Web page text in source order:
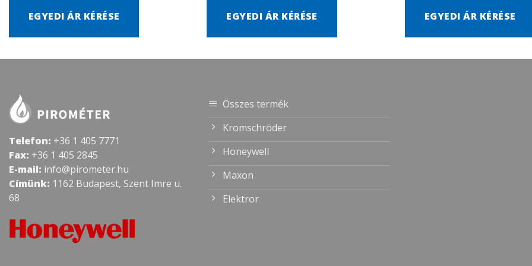
EGYEDI ÁR KÉRÉSE EGYEDI ÁR KÉRÉSE EGYEDI ÁR KÉRÉSE
Telefon: +36 1 405 7771
Fax: +36 1 405 2845
E-mail: info@pirometer.hu
Címünk: 1162 Budapest, Szent Imre u.
68
Összes termék
Kromschröder
Honeywell
Maxon
Elektror